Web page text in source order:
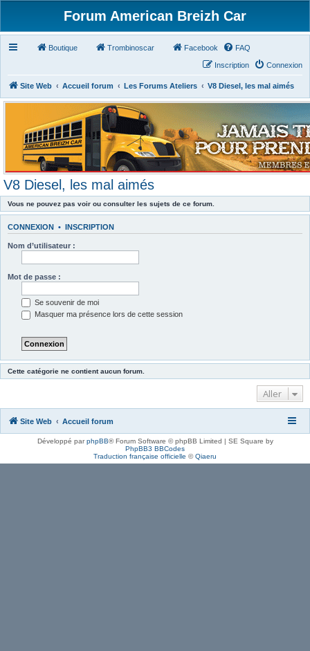
Forum American Breizh Car
Boutique Trombinoscar Facebook FAQ
Connexion
Inscription
Site Web Accueil forum Les Forums Ateliers V8 Diesel, les mal aimés
V8 Diesel, les mal aimés
Vous ne pouvez pas voir ou consulter les sujets de ce forum.
CONNEXION • INSCRIPTION
Nom d’utilisateur :
Mot de passe :
Se souvenir de moi
Masquer ma présence lors de cette session
Cette catégorie ne contient aucun forum.
Aller
Site Web Accueil forum
Développé parphpBB® Forum Software © phpBB Limited | SE Square by
PhpBB3 BBCodes
Traduction française officielle ©Qiaeru